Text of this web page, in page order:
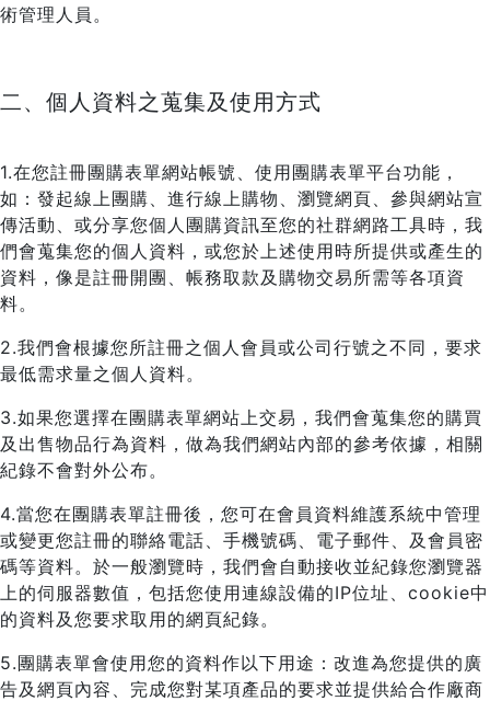
術管理人員。
二、個人資料之蒐集及使用方式
1.在您註冊團購表單網站帳號、使用團購表單平台功能，
如：發起線上團購、進行線上購物、瀏覽網頁、參與網站宣
傳活動、或分享您個人團購資訊至您的社群網路工具時，我
們會蒐集您的個人資料，或您於上述使用時所提供或產生的
資料，像是註冊開團、帳務取款及購物交易所需等各項資
料。
2.我們會根據您所註冊之個人會員或公司行號之不同，要求
最低需求量之個人資料。
3.如果您選擇在團購表單網站上交易，我們會蒐集您的購買
及出售物品行為資料，做為我們網站內部的參考依據，相關
紀錄不會對外公布。
4.當您在團購表單註冊後，您可在會員資料維護系統中管理
或變更您註冊的聯絡電話、手機號碼、電子郵件、及會員密
碼等資料。於一般瀏覽時，我們會自動接收並紀錄您瀏覽器
上的伺服器數值，包括您使用連線設備的IP位址、cookie中
的資料及您要求取用的網頁紀錄。
5.團購表單會使用您的資料作以下用途：改進為您提供的廣
告及網頁內容、完成您對某項產品的要求並提供給合作廠商